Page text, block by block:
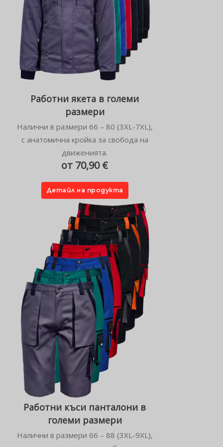
Работни якета в големи
размери
Налични в размери 66 – 80 (3XL-7XL),
с анатомична кройка за свобода на
движенията.
от 70,90 €
Детайл на продукта
Работни къси панталони в
големи размери
Налични в размери 66 – 88 (3XL-9XL),